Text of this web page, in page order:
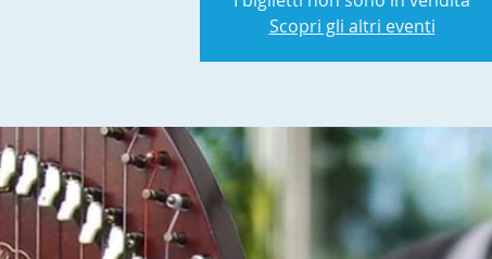
Scopri gli altri eventi